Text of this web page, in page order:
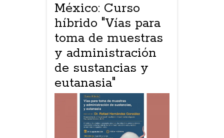
México: Curso
híbrido "Vías para
toma de muestras
y administración
de sustancias y
eutanasia"